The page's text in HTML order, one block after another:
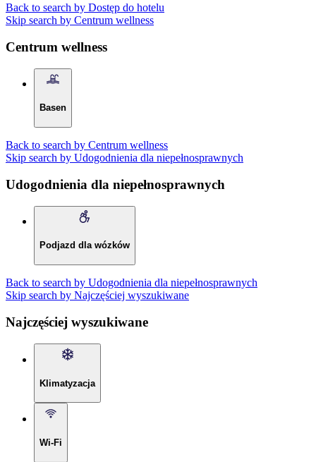
Back to search by Dostęp do hotelu
Skip search by Centrum wellness
Centrum wellness
Basen
Back to search by Centrum wellness
Skip search by Udogodnienia dla niepełnosprawnych
Udogodnienia dla niepełnosprawnych
Podjazd dla wózków
Back to search by Udogodnienia dla niepełnosprawnych
Skip search by Najczęściej wyszukiwane
Najczęściej wyszukiwane
Klimatyzacja
Wi-Fi